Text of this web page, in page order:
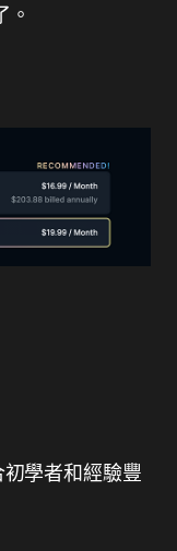
。
學者和經驗豐